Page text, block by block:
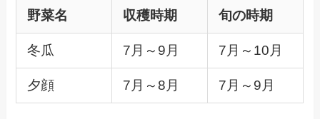
野菜名 収穫時期 旬の時期
冬瓜 7月～9月 7月～10月
夕顔 7月～8月 7月～9月